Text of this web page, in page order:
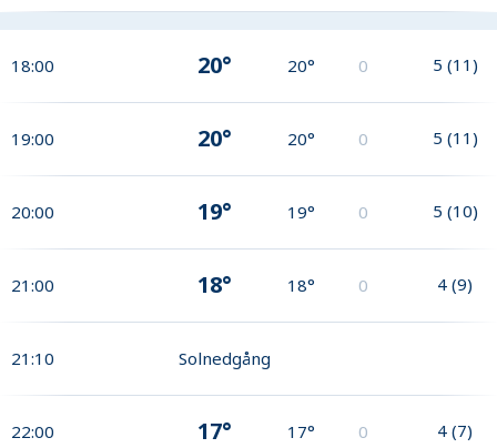
18:00 20° 20° 0 5 (11)
19:00 20° 20° 0 5 (11)
20:00 19° 19° 0 5 (10)
21:00 18° 18° 0 4 (9)
21:10 Solnedgång
22:00 17° 17° 0 4 (7)